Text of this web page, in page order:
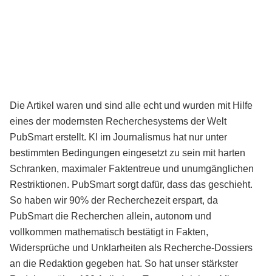
Die Artikel waren und sind alle echt und wurden mit Hilfe
eines der modernsten Recherchesystems der Welt
PubSmart erstellt. KI im Journalismus hat nur unter
bestimmten Bedingungen eingesetzt zu sein mit harten
Schranken, maximaler Faktentreue und unumgänglichen
Restriktionen. PubSmart sorgt dafür, dass das geschieht.
So haben wir 90% der Recherchezeit erspart, da
PubSmart die Recherchen allein, autonom und
vollkommen mathematisch bestätigt in Fakten,
Widersprüche und Unklarheiten als Recherche-Dossiers
an die Redaktion gegeben hat. So hat unser stärkster